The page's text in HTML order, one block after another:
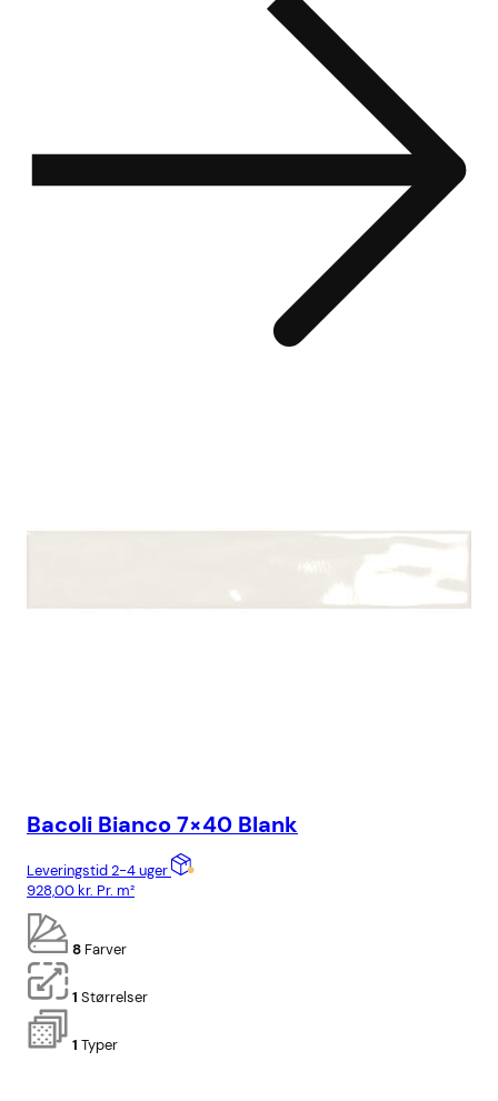
Bacoli Bianco 7×40 Blank
Leveringstid 2-4 uger
928,00kr. Pr. m²
8 Farver
1 Størrelser
1 Typer